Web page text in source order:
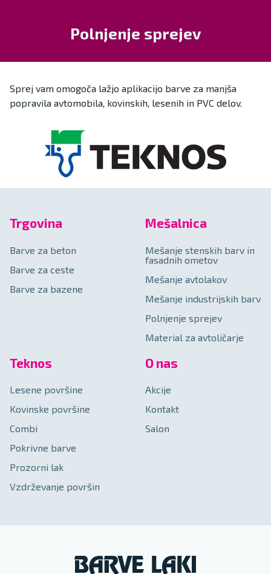
Polnjenje sprejev
Sprej vam omogoča lažjo aplikacijo barve za manjša
popravila avtomobila, kovinskih, lesenih in PVC delov.
Trgovina
Barve za beton
Barve za ceste
Barve za bazene
Mešalnica
Mešanje stenskih barv in
fasadnih ometov
Mešanje avtolakov
Mešanje industrijskih barv
Polnjenje sprejev
Material za avtoličarje
Teknos
Lesene površine
Kovinske površine
Combi
Pokrivne barve
Prozorni lak
Vzdrževanje površin
O nas
Akcije
Kontakt
Salon